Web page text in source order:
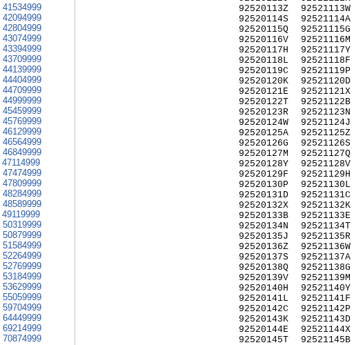
92520113Z
92520114S
92520115Q
92520116V
92520117H
92520118L
92520119C
92520120K
92520121E
92520122T
92520123R
92520124W
92520125A
92520126G
92520127M
92520128Y
92520129F
92520130P
92520131D
92520132X
92520133B
92520134N
92520135J
92520136Z
92520137S
92520138Q
92520139V
92520140H
92520141L
92520142C
92520143K
92520144E
92520145T
92521113W
92521114A
92521115G
92521116M
92521117Y
92521118F
92521119P
92521120D
92521121X
92521122B
92521123N
92521124J
92521125Z
92521126S
92521127Q
92521128V
92521129H
92521130L
92521131C
92521132K
92521133E
92521134T
92521135R
92521136W
92521137A
92521138G
92521139M
92521140Y
92521141F
92521142P
92521143D
92521144X
92521145B
41534999
42094999
42804999
43074999
43394999
43709999
44139999
44404999
44709999
44999999
45459999
45769999
46129999
46564999
46849999
47474999
47809999
48284999
48589999
50319999
50879999
51584999
52264999
52769999
53184999
53629999
55059999
59704999
64449999
69214999
70874999